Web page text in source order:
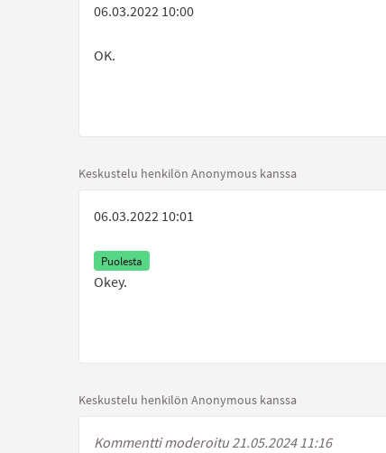
06.03.2022 10:00
OK.
Keskustelu henkilön Anonymous kanssa
06.03.2022 10:01
Puolesta
Okey.
Keskustelu henkilön Anonymous kanssa
Kommentti moderoitu 21.05.2024 11:16